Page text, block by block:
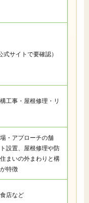
サイトで要確認）
工事・屋根修理・リ
・アプローチの舗
設置、屋根修理や防
まいの外まわりと構
特徴
店など